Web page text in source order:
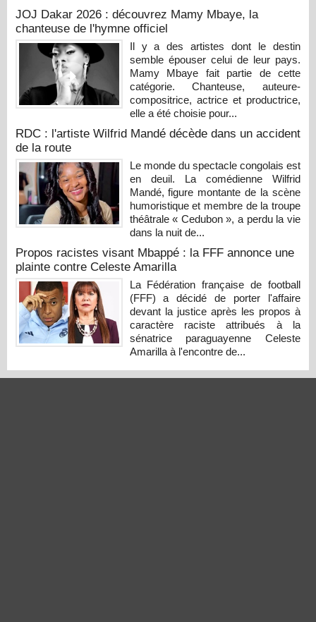
JOJ Dakar 2026 : découvrez Mamy Mbaye, la
chanteuse de l'hymne officiel
Il y a des artistes dont le destin
semble épouser celui de leur pays.
Mamy Mbaye fait partie de cette
catégorie. Chanteuse, auteure-
compositrice, actrice et productrice,
elle a été choisie pour...
RDC : l'artiste Wilfrid Mandé décède dans un accident
de la route
Le monde du spectacle congolais est
en deuil. La comédienne Wilfrid
Mandé, figure montante de la scène
humoristique et membre de la troupe
théâtrale « Cedubon », a perdu la vie
dans la nuit de...
Propos racistes visant Mbappé : la FFF annonce une
plainte contre Celeste Amarilla
La Fédération française de football
(FFF) a décidé de porter l'affaire
devant la justice après les propos à
caractère raciste attribués à la
sénatrice paraguayenne Celeste
Amarilla à l'encontre de...